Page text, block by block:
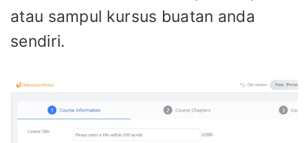
atau sampul kursus buatan anda
sendiri.